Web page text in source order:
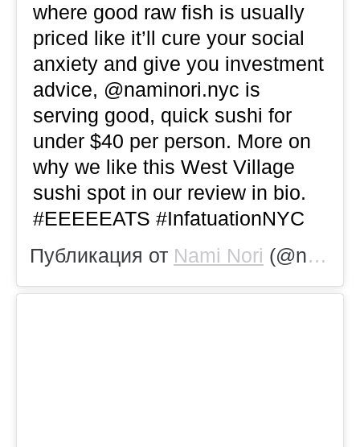
where good raw fish is usually
priced like it’ll cure your social
anxiety and give you investment
advice, @naminori.nyc is
serving good, quick sushi for
under $40 per person. More on
why we like this West Village
sushi spot in our review in bio.
#EEEEEATS #InfatuationNYC
Публикация от Nami Nori (@naminori.nyc)